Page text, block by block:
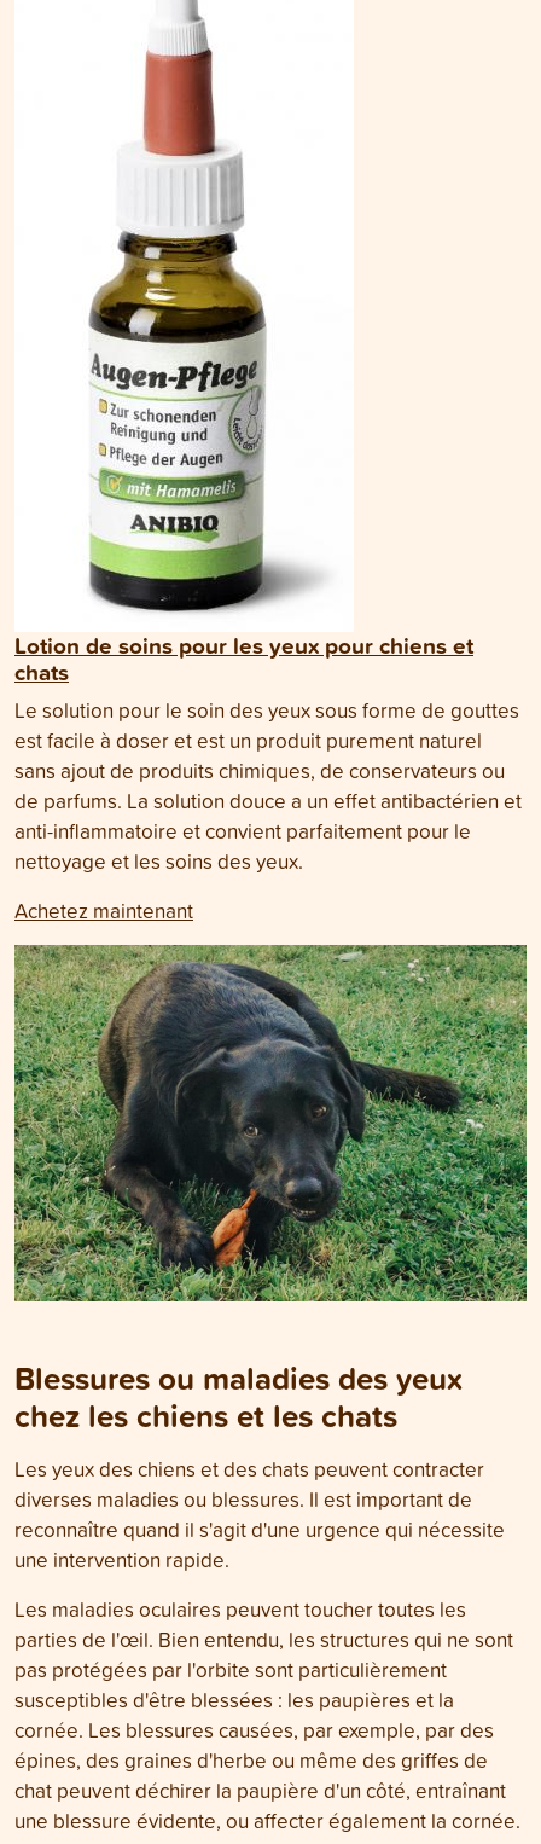
Lotion de soins pour les yeux pour chiens et
chats
Le solution pour le soin des yeux sous forme de gouttes
est facile à doser et est un produit purement naturel
sans ajout de produits chimiques, de conservateurs ou
de parfums. La solution douce a un effet antibactérien et
anti-inflammatoire et convient parfaitement pour le
nettoyage et les soins des yeux.
Achetez maintenant
Blessures ou maladies des yeux
chez les chiens et les chats
Les yeux des chiens et des chats peuvent contracter
diverses maladies ou blessures. Il est important de
reconnaître quand il s'agit d'une urgence qui nécessite
une intervention rapide.
Les maladies oculaires peuvent toucher toutes les
parties de l'œil. Bien entendu, les structures qui ne sont
pas protégées par l'orbite sont particulièrement
susceptibles d'être blessées : les paupières et la
cornée. Les blessures causées, par exemple, par des
épines, des graines d'herbe ou même des griffes de
chat peuvent déchirer la paupière d'un côté, entraînant
une blessure évidente, ou affecter également la cornée.